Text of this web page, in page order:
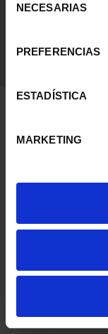
NECESARIAS
PREFERENCIAS
ESTADÍSTICA
MARKETING